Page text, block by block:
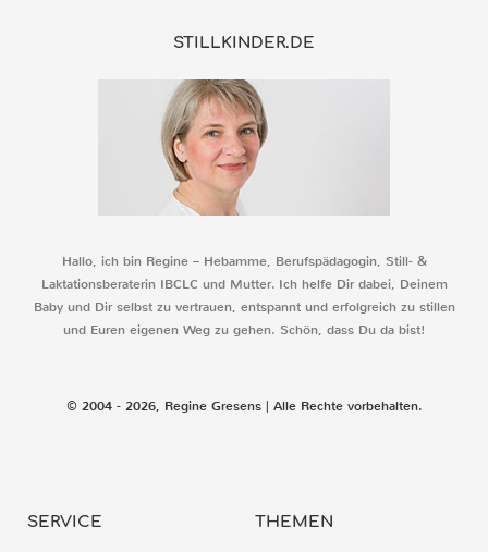
STILLKINDER.DE
Hallo, ich bin Regine – Hebamme, Berufspädagogin, Still- &
Laktationsberaterin IBCLC und Mutter. Ich helfe Dir dabei, Deinem
Baby und Dir selbst zu vertrauen, entspannt und erfolgreich zu stillen
und Euren eigenen Weg zu gehen. Schön, dass Du da bist!
© 2004 - 2026, Regine Gresens | Alle Rechte vorbehalten.
SERVICE THEMEN